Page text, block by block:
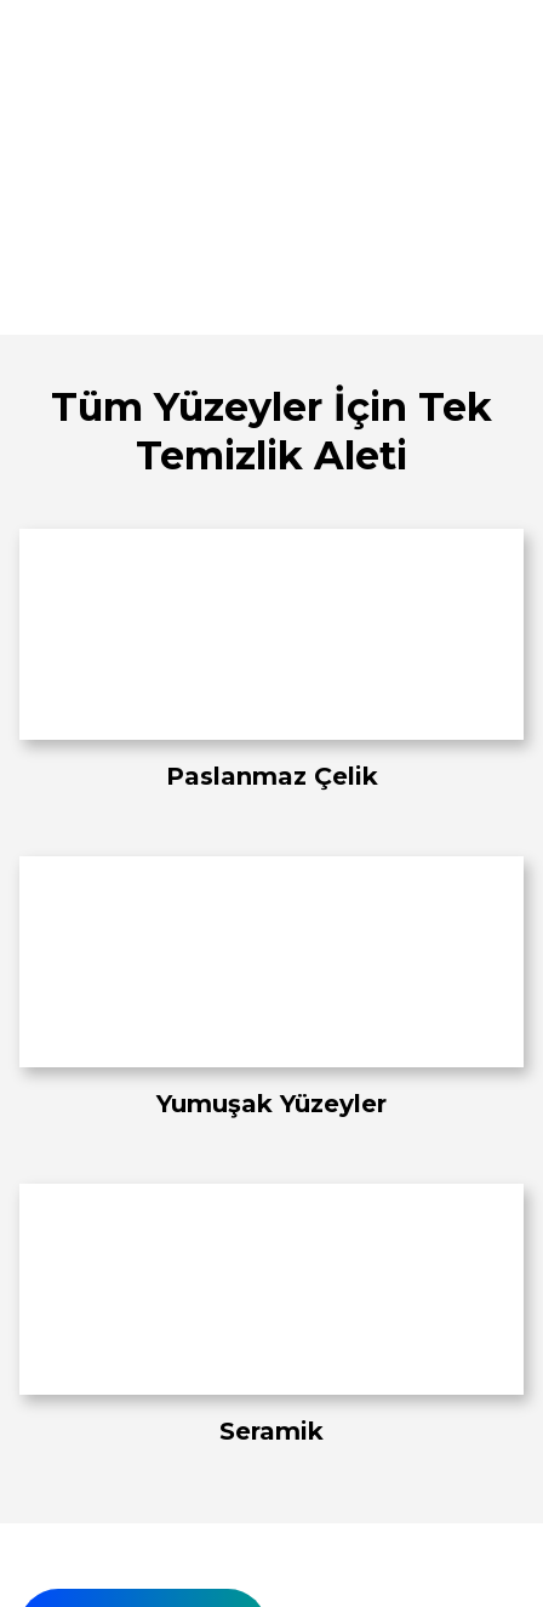
Tüm Yüzeyler İçin Tek
Temizlik Aleti
Paslanmaz Çelik
Yumuşak Yüzeyler
Seramik